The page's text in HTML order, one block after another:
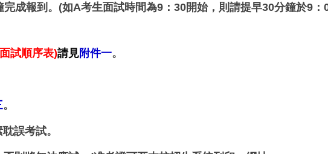
成報到。(如A考生面試時間為9：30開始，則請提早30分鐘於9：
試順序表)請見附件一。
。
誤考試。